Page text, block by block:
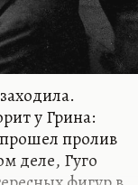
у Грина:
пролив
деле, Гуго